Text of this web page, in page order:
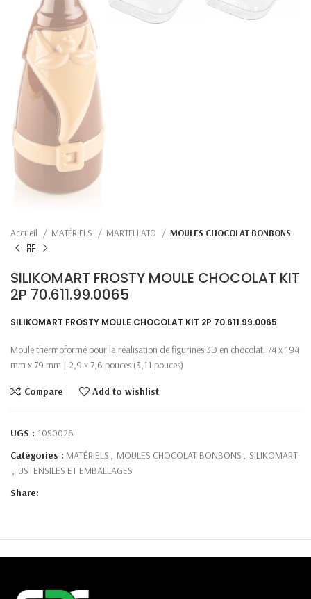
Accueil MATÉRIELS MARTELLATO MOULES CHOCOLAT BONBONS
SILIKOMART FROSTY MOULE CHOCOLAT KIT
2P 70.611.99.0065
SILIKOMART FROSTY MOULE CHOCOLAT KIT 2P 70.611.99.0065
Moule thermoformé pour la réalisation de figurines 3D en chocolat. 74 x 194
mm x 79 mm | 2,9 x 7,6 pouces (3,11 pouces)
Compare Add to wishlist
UGS : 10S0026
Catégories : MATÉRIELS , MOULES CHOCOLAT BONBONS , SILIKOMART
, USTENSILES ET EMBALLAGES
Share: